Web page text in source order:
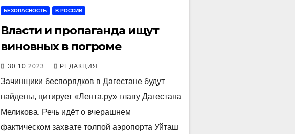
БЕЗОПАСНОСТЬ В РОССИИ
Власти и пропаганда ищут
виновных в погроме
30.10.2023 РЕДАКЦИЯ
Зачинщики беспорядков в Дагестане будут
найдены, цитирует «Лента.ру» главу Дагестана
Меликова. Речь идёт о вчерашнем
фактическом захвате толпой аэропорта Уйташ